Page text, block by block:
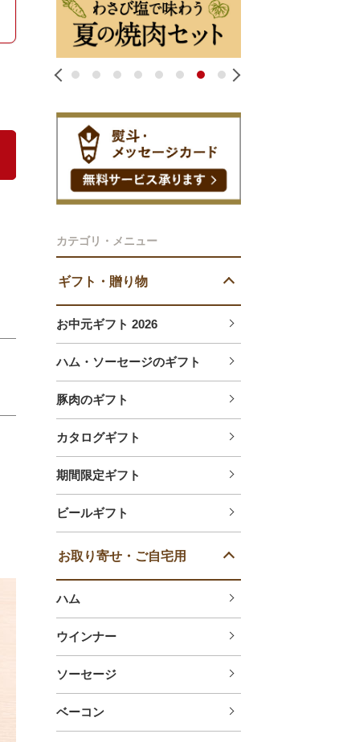
カテゴリ・メニュー
ギフト・贈り物
お中元ギフト 2026
ハム・ソーセージのギフト
豚肉のギフト
カタログギフト
期間限定ギフト
ビールギフト
お取り寄せ・ご自宅用
ハム
ウインナー
ソーセージ
ベーコン